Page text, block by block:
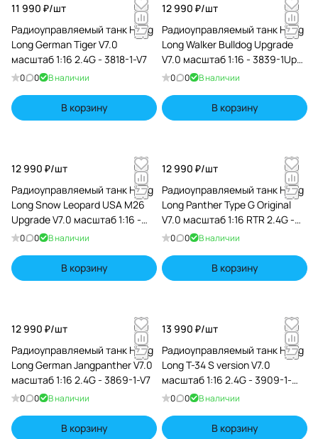
11 990 ₽/шт
Радиоуправляемый танк Heng
Long German Tiger V7.0
масштаб 1:16 2.4G - 3818-1-V7
0 0 В наличии
В корзину
12 990 ₽/шт
Радиоуправляемый танк Heng
Long Walker Bulldog Upgrade
V7.0 масштаб 1:16 - 3839-1Upg
V7.0
0 0 В наличии
В корзину
12 990 ₽/шт
Радиоуправляемый танк Heng
Long Snow Leopard USA M26
Upgrade V7.0 масштаб 1:16 -
3838-1Upg V7.0
0 0 В наличии
В корзину
12 990 ₽/шт
Радиоуправляемый танк Heng
Long Panther Type G Original
V7.0 масштаб 1:16 RTR 2.4G -
3879-1 V7.0
0 0 В наличии
В корзину
12 990 ₽/шт
Радиоуправляемый танк Heng
Long German Jangpanther V7.0
масштаб 1:16 2.4G - 3869-1-V7
0 0 В наличии
В корзину
13 990 ₽/шт
Радиоуправляемый танк Heng
Long T-34 S version V7.0
масштаб 1:16 2.4G - 3909-1-
Upg-V7
0 0 В наличии
В корзину